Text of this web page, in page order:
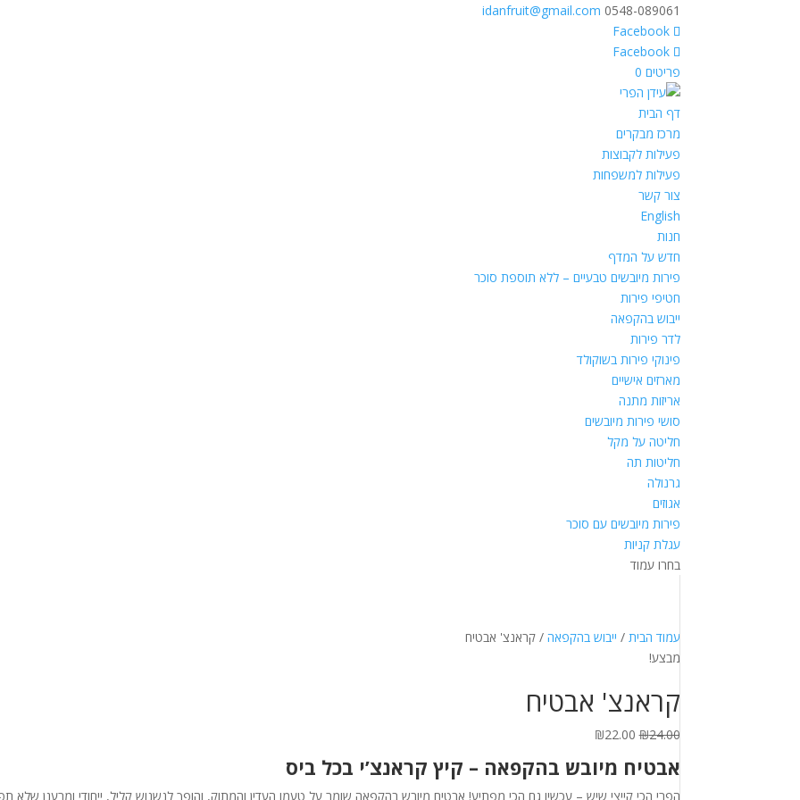
0548-089061
idanfruit@gmail.com
‏Facebook
‏Facebook
פריטים 0
דף הבית
מרכז מבקרים
פעילות לקבוצות
פעילות למשפחות
צור קשר
English
חנות
חדש על המדף
פירות מיובשים טבעיים – ללא תוספת סוכר
חטיפי פירות
ייבוש בהקפאה
לדר פירות
פינוקי פירות בשוקולד
מארזים אישיים
אריזות מתנה
סושי פירות מיובשים
חליטה על מקל
חליטות תה
גרנולה
אגוזים
פירות מיובשים עם סוכר
עגלת קניות
בחרו עמוד
עמוד הבית / ייבוש בהקפאה / קראנצ' אבטיח
מבצע!
קראנצ' אבטיח
₪24.00
המחיר
היה:
₪24.00.
₪22.00
הוא:
₪22.00.
אבטיח מיובש בהקפאה – קיץ קראנצ’י בכל ביס
הפרי הכי קייצי שיש – עכשיו גם הכי מפתיע! אבטיח מיובש בהקפאה שומר על טעמו העדין והמתוק, והופך לנשנוש קליל, ייחודי ומרענן שלא